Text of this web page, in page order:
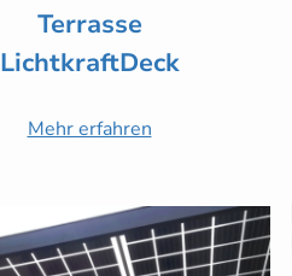
Terrasse
LichtkraftDeck
Mehr erfahren